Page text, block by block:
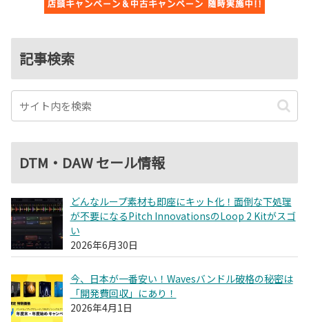
記事検索
DTM・DAW セール情報
どんなループ素材も即座にキット化！面倒な下処理
が不要になるPitch InnovationsのLoop 2 Kitがスゴ
い
2026年6月30日
今、日本が一番安い！Wavesバンドル破格の秘密は
「開発費回収」にあり！
2026年4月1日